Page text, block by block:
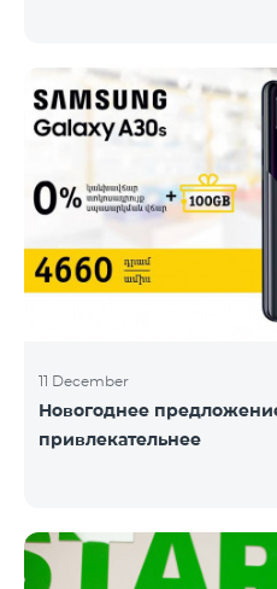
11 December
Новогоднее
привлекательнее